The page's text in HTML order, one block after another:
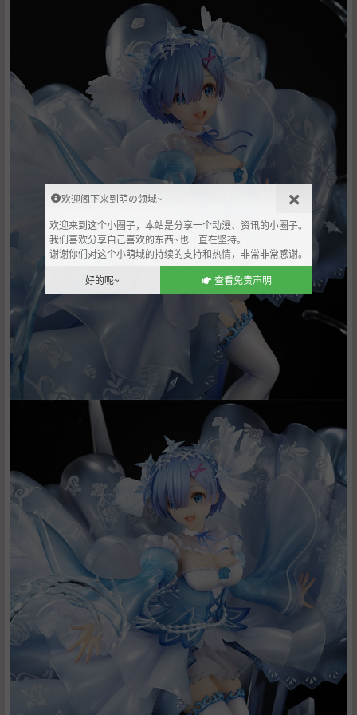
欢迎阁下来到萌の领域~
欢迎来到这个小圈子，本站是分享一个动漫、资讯的小圈子。
我们喜欢分享自己喜欢的东西~也一直在坚持。
谢谢你们对这个小萌域的持续的支持和热情，非常非常感谢。
好的呢~
查看免责声明